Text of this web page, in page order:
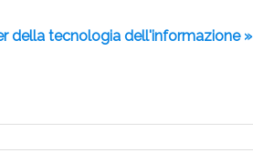
della tecnologia dell'informazione »